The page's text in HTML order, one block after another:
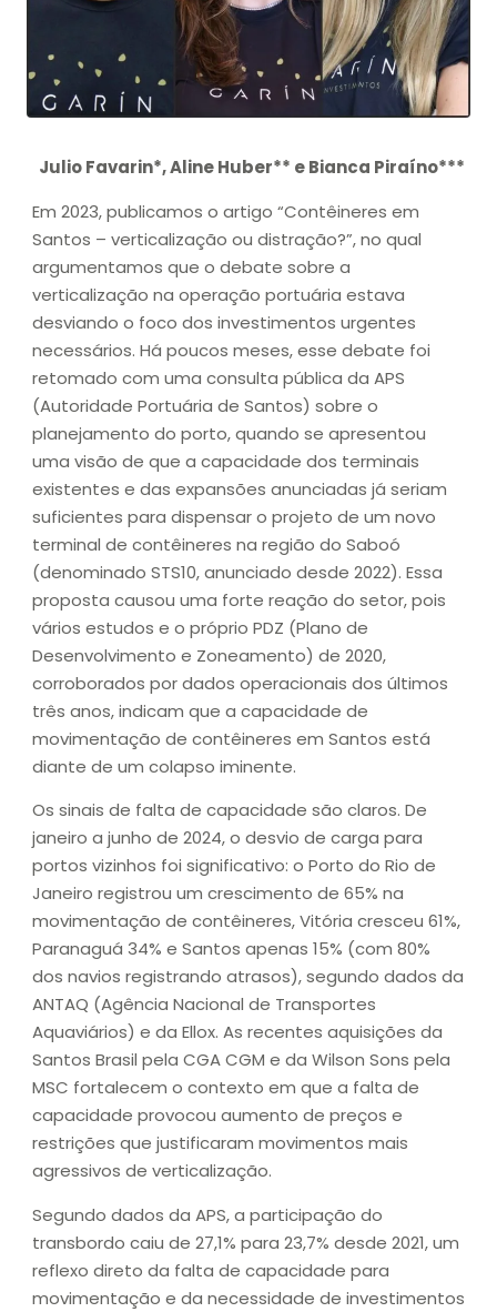
Julio Favarin*, Aline Huber** e Bianca Piraíno***
Em 2023, publicamos o artigo “Contêineres em
Santos – verticalização ou distração?”, no qual
argumentamos que o debate sobre a
verticalização na operação portuária estava
desviando o foco dos investimentos urgentes
necessários. Há poucos meses, esse debate foi
retomado com uma consulta pública da APS
(Autoridade Portuária de Santos) sobre o
planejamento do porto, quando se apresentou
uma visão de que a capacidade dos terminais
existentes e das expansões anunciadas já seriam
suficientes para dispensar o projeto de um novo
terminal de contêineres na região do Saboó
(denominado STS10, anunciado desde 2022). Essa
proposta causou uma forte reação do setor, pois
vários estudos e o próprio PDZ (Plano de
Desenvolvimento e Zoneamento) de 2020,
corroborados por dados operacionais dos últimos
três anos, indicam que a capacidade de
movimentação de contêineres em Santos está
diante de um colapso iminente.
Os sinais de falta de capacidade são claros. De
janeiro a junho de 2024, o desvio de carga para
portos vizinhos foi significativo: o Porto do Rio de
Janeiro registrou um crescimento de 65% na
movimentação de contêineres, Vitória cresceu 61%,
Paranaguá 34% e Santos apenas 15% (com 80%
dos navios registrando atrasos), segundo dados da
ANTAQ (Agência Nacional de Transportes
Aquaviários) e da Ellox. As recentes aquisições da
Santos Brasil pela CGA CGM e da Wilson Sons pela
MSC fortalecem o contexto em que a falta de
capacidade provocou aumento de preços e
restrições que justificaram movimentos mais
agressivos de verticalização.
Segundo dados da APS, a participação do
transbordo caiu de 27,1% para 23,7% desde 2021, um
reflexo direto da falta de capacidade para
movimentação e da necessidade de investimentos